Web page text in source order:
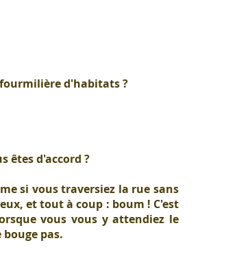
fourmilière d'habitats ?
êtes d'accord ?
si vous traversiez la rue sans
et tout à coup : boum ! C'est
vous vous y attendiez le
pas.